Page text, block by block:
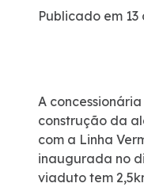
Certificações
Ouvidoria
Publicado em 13
A
construção da
com a Linha
inaugurada no
viaduto tem